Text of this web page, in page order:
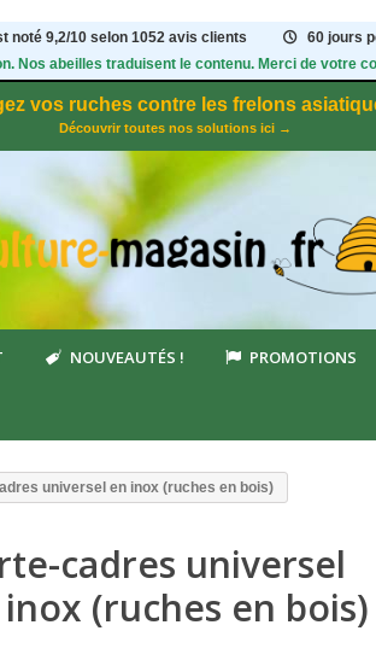
noté 9,2/10 selon 1052avis clients 60 jours
Nos abeilles traduisent le contenu. Merci de votre
vos ruches contre les frelons
Découvrir toutes nos solutions ici →
NOUVEAUTÉS ! PROMOTIONS
universel en inox (ruches en bois)
cadres universel
(ruches en bois)